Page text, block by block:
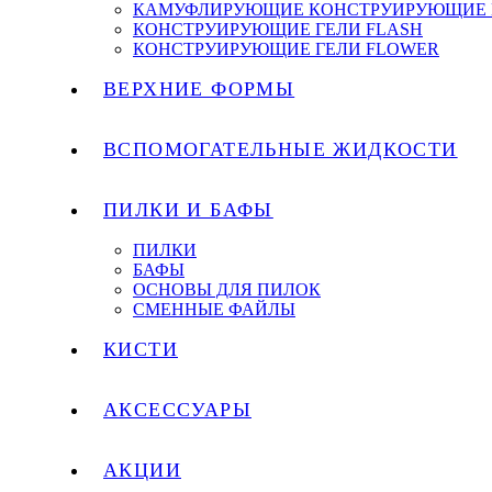
КАМУФЛИРУЮЩИЕ КОНСТРУИРУЮЩИЕ
КОНСТРУИРУЮЩИЕ ГЕЛИ FLASH
КОНСТРУИРУЮЩИЕ ГЕЛИ FLOWER
ВЕРХНИЕ ФОРМЫ
ВСПОМОГАТЕЛЬНЫЕ ЖИДКОСТИ
ПИЛКИ И БАФЫ
ПИЛКИ
БАФЫ
ОСНОВЫ ДЛЯ ПИЛОК
СМЕННЫЕ ФАЙЛЫ
КИСТИ
АКСЕССУАРЫ
АКЦИИ